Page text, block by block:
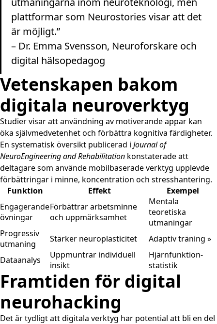
plattformar som Neurostories visar att det
är möjligt.”
– Dr. Emma Svensson, Neuroforskare och
digital hälsopedagog
Vetenskapen bakom
digitala neuroverktyg
Studier visar att användning av motiverande appar kan
öka självmedvetenhet och förbättra kognitiva färdigheter.
En systematisk översikt publicerad i Journal of
NeuroEngineering and Rehabilitation konstaterade att
deltagare som använde mobilbaserade verktyg upplevde
förbättringar i minne, koncentration och stresshantering.
Funktion
Effekt
Exempel
Engagerande
övningar
Förbättrar arbetsminne
och uppmärksamhet
Mentala
teoretiska
utmaningar
Progressiv
utmaning
Stärker neuroplasticitet
Adaptiv träning »
Dataanalys
Uppmuntrar individuell
insikt
Hjärnfunktion-
statistik
Framtiden för digital
neurohacking
Det är tydligt att digitala verktyg har potential att bli en del